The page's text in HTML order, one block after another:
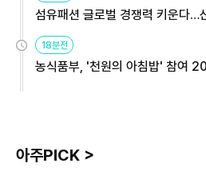
섬유패션 글로벌 경쟁력 키운다
18분전
농식품부, '천원의 아침밥' 참여
아주PICK >